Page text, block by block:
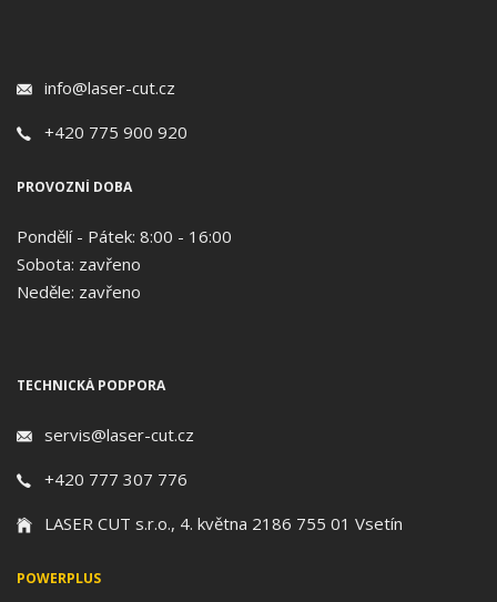
info@laser-cut.cz
+420 775 900 920
PROVOZNÍ DOBA
Pondělí - Pátek: 8:00 - 16:00
Sobota: zavřeno
Neděle: zavřeno
TECHNICKÁ PODPORA
servis@laser-cut.cz
+420 777 307 776
LASER CUT s.r.o., 4. května 2186 755 01 Vsetín
POWERPLUS